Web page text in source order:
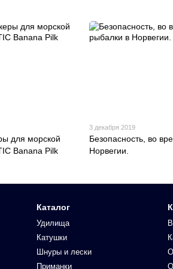
для морской
Banana Pilk
3 декабря 2019
Безопасность, во
Норвегии.
Каталог
Удилища
Катушки
Шнуры и лески
Приманки